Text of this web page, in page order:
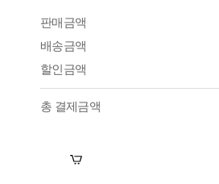
판매금액
배송금액
할인금액
총 결제금액